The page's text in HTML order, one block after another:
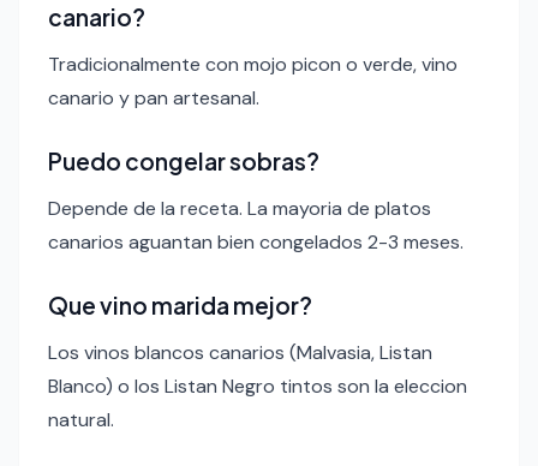
canario?
Tradicionalmente con mojo picon o verde, vino
canario y pan artesanal.
Puedo congelar sobras?
Depende de la receta. La mayoria de platos
canarios aguantan bien congelados 2-3 meses.
Que vino marida mejor?
Los vinos blancos canarios (Malvasia, Listan
Blanco) o los Listan Negro tintos son la eleccion
natural.